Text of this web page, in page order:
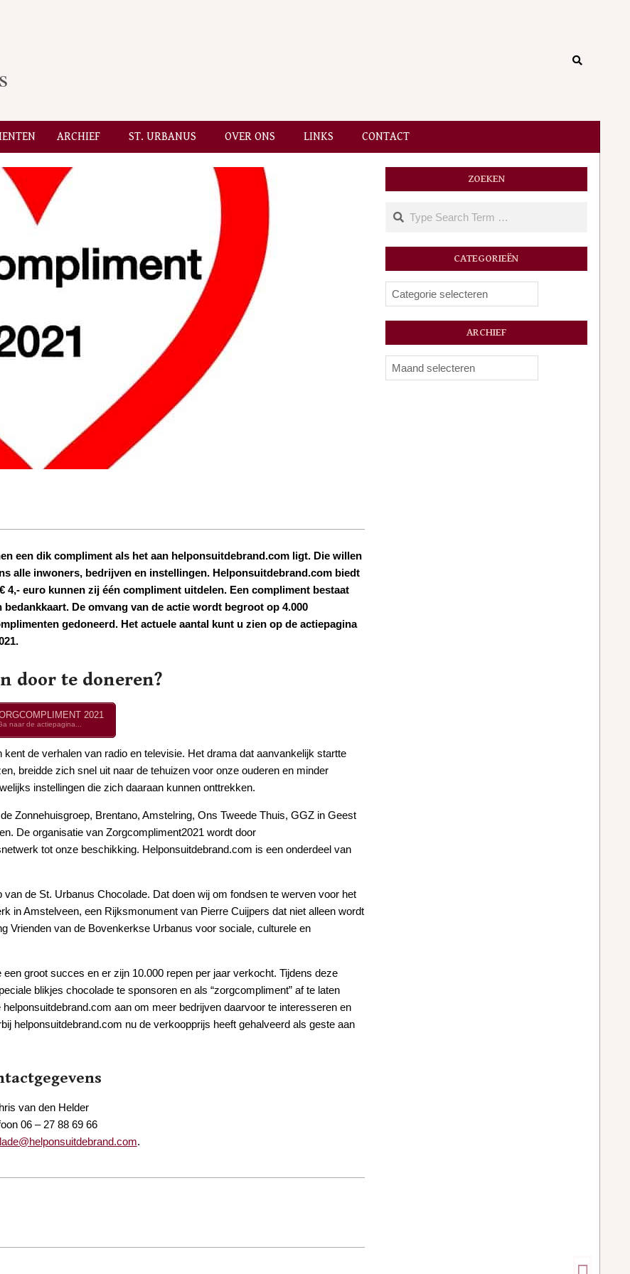
Search
Secondary
ARCHIEF ST. URBANUS OVER ONS LINKS CONTACT
een dik compliment als het aan helponsuitdebrand.com ligt. Die willen
alle inwoners, bedrijven en instellingen. Helponsuitdebrand.com biedt
4,- euro kunnen zij één compliment uitdelen. Een compliment bestaat
De omvang van de actie wordt begroot op 4.000
gedoneerd. Het actuele aantal kunt u zien op de actiepagina
door te doneren?
2021
naar de actiepagina...
de verhalen van radio en televisie. Het drama dat aanvankelijk startte
breidde zich snel uit naar de tehuizen voor onze ouderen en minder
instellingen die zich daaraan kunnen onttrekken.
Zonnehuisgroep, Brentano, Amstelring, Ons Tweede Thuis, GGZ in Geest
De organisatie van Zorgcompliment2021 wordt door
tot onze beschikking. Helponsuitdebrand.com is een onderdeel van
de St. Urbanus Chocolade. Dat doen wij om fondsen te werven voor het
in Amstelveen, een Rijksmonument van Pierre Cuijpers dat niet alleen wordt
Vrienden van de Bovenkerkse Urbanus voor sociale, culturele en
groot succes en er zijn 10.000 repen per jaar verkocht. Tijdens deze
blikjes chocolade te sponsoren en als “zorgcompliment” af te laten
aan om meer bedrijven daarvoor te interesseren en
helponsuitdebrand.com nu de verkoopprijs heeft gehalveerd als geste aan
van den Helder
06 – 27 88 69 66
.
ZOEKEN
Search
CATEGORIEËN
Categorieën
ARCHIEF
Archief